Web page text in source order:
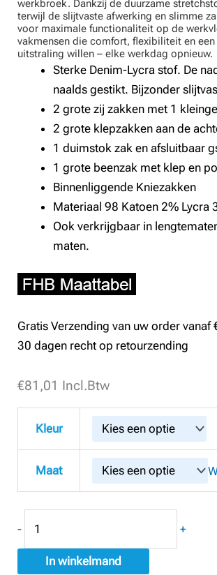
werkbroek. Dankzij de duurzame
terwijl de slijtvaste afwerking en slimme
voor maximale functionaliteit op de
vakmensen die comfort, flexibiliteit en
uitstraling willen – elke werkdag opnieuw.
Sterke Denim-Lycra stof. De
naalds gestikt. Bijzonder
2 grote zij zakken met 1
2 grote klepzakken aan de
1 duimstok zak en afsluitbaar
1 grote beenzak met klep en
Binnenliggende Kniezakken
Materiaal 98 Katoen 2% Lycra
Ook verkrijgbaar in
maten.
Gratis Verzending van uw order vanaf
30 dagen recht op retourzending
€81,01 Incl.Btw
Kleur
Maat
-
FHB
22659
Stretchjeans
Wilhelm
+
In winkelmand